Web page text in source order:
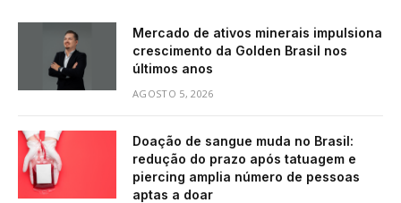
Mercado de ativos minerais impulsiona
crescimento da Golden Brasil nos
últimos anos
AGOSTO 5, 2026
Doação de sangue muda no Brasil:
redução do prazo após tatuagem e
piercing amplia número de pessoas
aptas a doar